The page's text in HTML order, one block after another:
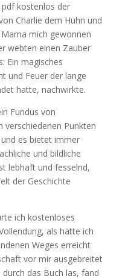
kostenlos der
Charlie dem Huhn und
mich gewonnen
webten einen Zauber
Ein magisches
und Feuer der lange
hatte, nachwirkte.
Fundus von
verschiedenen Punkten
es bietet immer
und bildliche
lebhaft und fesselnd,
der Geschichte
ich kostenloses
als hätte ich
Weges erreicht
vor mir ausgebreitet
das Buch las, fand